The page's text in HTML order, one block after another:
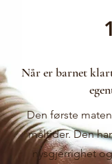
1
Når er barnet
Den første
måltider. Den
nysgjerrighet